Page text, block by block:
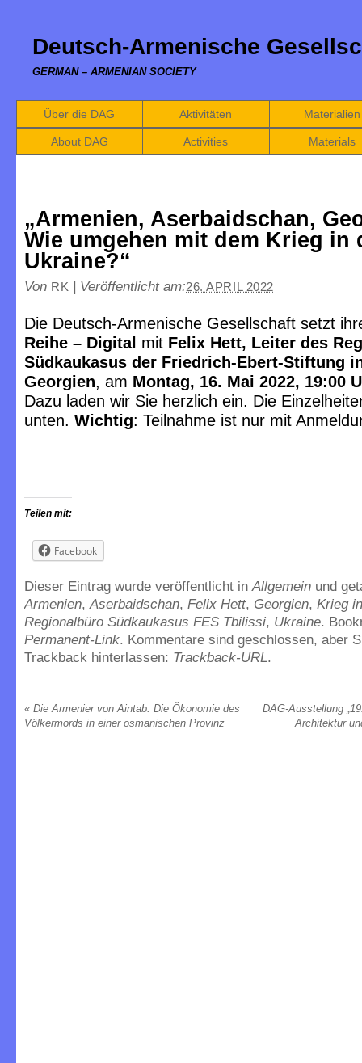
Deutsch-Armenische
GERMAN – ARMENIAN SOCIETY
Über die DAG Aktivitäten Materialien
About DAG Activities Materials
„Armenien, Aserbaidschan,
Wie umgehen mit dem Krieg in
Ukraine?“
Von RK | Veröffentlicht am:26. APRIL 2022
Die Deutsch-Armenische Gesellschaft setzt
Reihe – Digital mit Felix Hett, Leiter des
Südkaukasus der Friedrich-Ebert-Stiftung
Georgien, am Montag, 16. Mai 2022, 19:00
Dazu laden wir Sie herzlich ein. Die
unten. Wichtig: Teilnahme ist nur mit
Teilen mit:
Facebook
Dieser Eintrag wurde veröffentlicht inAllgemein und
Armenien,Aserbaidschan, Felix Hett, Georgien, Krieg
Regionalbüro Südkaukasus FES Tbilissi, Ukraine.
Permanent-Link. Kommentare sind geschlossen, aber
Trackback hinterlassen: Trackback-URL.
« Die Armenier von Aintab. Die Ökonomie des
Völkermords in einer osmanischen Provinz
DAG-Ausstellung
Architektur